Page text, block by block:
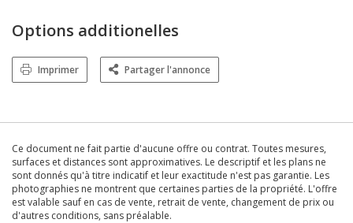
Options additionelles
Imprimer Partager l'annonce
Ce document ne fait partie d'aucune offre ou contrat. Toutes mesures,
surfaces et distances sont approximatives. Le descriptif et les plans ne
sont donnés qu'à titre indicatif et leur exactitude n'est pas garantie. Les
photographies ne montrent que certaines parties de la propriété. L'offre
est valable sauf en cas de vente, retrait de vente, changement de prix ou
d'autres conditions, sans préalable.